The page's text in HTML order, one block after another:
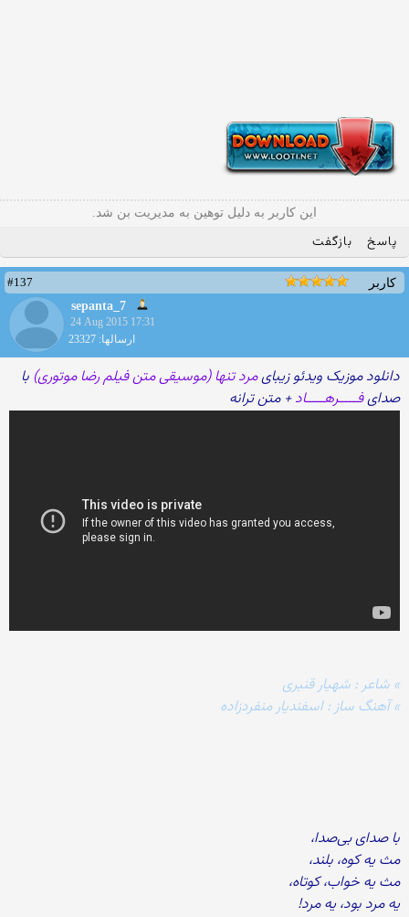
این کاربر به دلیل توهین به مدیریت بن شد.
پاسخ بازگفت
کاربر
#137
sepanta_7
24 Aug 2015 17:31
ارسالها: 23327
دانلود موزیک ویدئو زیبایمرد تنها (موسیقی متن فیلم رضا موتوری) با
صدایفـــــرهـــــاد+ متن ترانه
» شاعر : شهیار قنبری
» آهنگ ساز : اسفندیار منفردزاده
با صدای بی‌صدا،
مث یه کوه، بلند،
مث یه خواب، کوتاه،
یه مرد بود، یه مرد!